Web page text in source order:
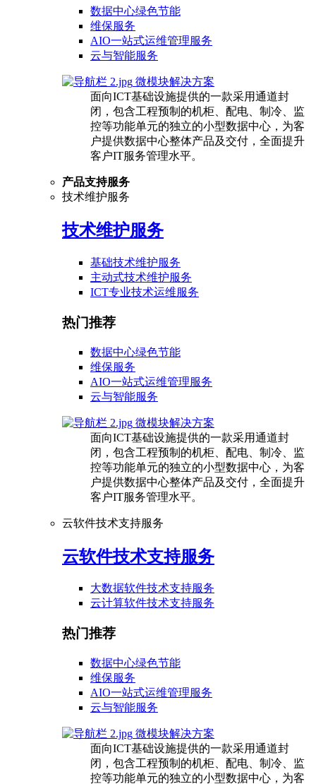
数据中心绿色节能
维保服务
AIO一站式运维管理服务
云与智能服务
微模块解决方案
面向ICT基础设施提供的一款采用通道封
闭，包含工程预制的机柜、配电、制冷、监
控等功能单元的独立的小型数据中心，为客
户提供数据中心整体产品及交付，全面提升
客户IT服务管理水平。
产品支持服务
技术维护服务
技术维护服务
基础技术维护服务
主动式技术维护服务
ICT专业技术运维服务
热门推荐
数据中心绿色节能
维保服务
AIO一站式运维管理服务
云与智能服务
微模块解决方案
面向ICT基础设施提供的一款采用通道封
闭，包含工程预制的机柜、配电、制冷、监
控等功能单元的独立的小型数据中心，为客
户提供数据中心整体产品及交付，全面提升
客户IT服务管理水平。
云软件技术支持服务
云软件技术支持服务
大数据软件技术支持服务
云计算软件技术支持服务
热门推荐
数据中心绿色节能
维保服务
AIO一站式运维管理服务
云与智能服务
微模块解决方案
面向ICT基础设施提供的一款采用通道封
闭，包含工程预制的机柜、配电、制冷、监
控等功能单元的独立的小型数据中心，为客